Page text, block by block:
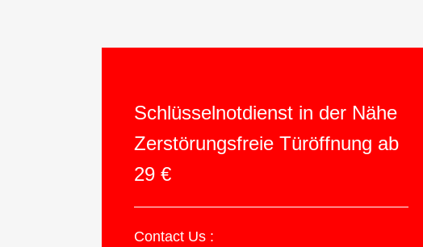
Schlüsselnotdienst in der Nähe
Zerstörungsfreie Türöffnung ab
29 €
Contact Us :